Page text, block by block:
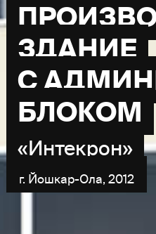
ЗДАНИЕ
С
БЛОКОМ
«Интекрон»
г. Йошкар-Ола, 2012